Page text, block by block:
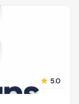
5.0